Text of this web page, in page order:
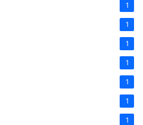
1
1
1
1
1
1
1